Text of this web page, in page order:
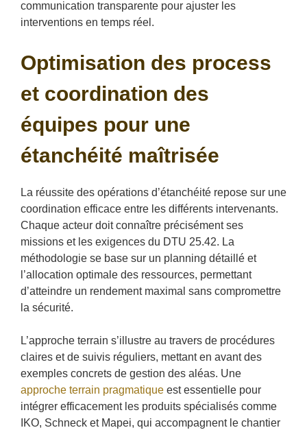
communication transparente pour ajuster les
interventions en temps réel.
Optimisation des process
et coordination des
équipes pour une
étanchéité maîtrisée
La réussite des opérations d’étanchéité repose sur une
coordination efficace entre les différents intervenants.
Chaque acteur doit connaître précisément ses
missions et les exigences du DTU 25.42. La
méthodologie se base sur un planning détaillé et
l’allocation optimale des ressources, permettant
d’atteindre un rendement maximal sans compromettre
la sécurité.
L’approche terrain s’illustre au travers de procédures
claires et de suivis réguliers, mettant en avant des
exemples concrets de gestion des aléas. Une
approche terrain pragmatique est essentielle pour
intégrer efficacement les produits spécialisés comme
IKO, Schneck et Mapei, qui accompagnent le chantier